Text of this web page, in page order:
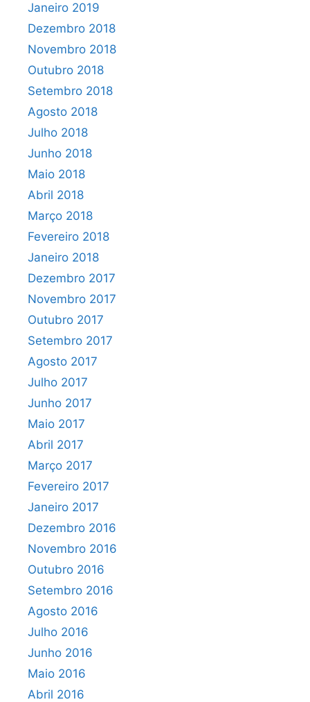
Janeiro 2019
Dezembro 2018
Novembro 2018
Outubro 2018
Setembro 2018
Agosto 2018
Julho 2018
Junho 2018
Maio 2018
Abril 2018
Março 2018
Fevereiro 2018
Janeiro 2018
Dezembro 2017
Novembro 2017
Outubro 2017
Setembro 2017
Agosto 2017
Julho 2017
Junho 2017
Maio 2017
Abril 2017
Março 2017
Fevereiro 2017
Janeiro 2017
Dezembro 2016
Novembro 2016
Outubro 2016
Setembro 2016
Agosto 2016
Julho 2016
Junho 2016
Maio 2016
Abril 2016